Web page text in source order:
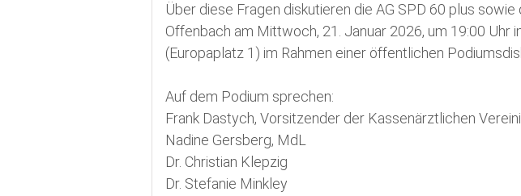
Landtag
Über diese Fragen diskutieren die AG SPD 60 plus
Offenbach am Mittwoch, 21. Januar 2026, um 19:00 Uhr
(Europaplatz 1) im Rahmen einer öffentlichen
Auf dem Podium sprechen:
Frank Dastych, Vorsitzender der Kassenärztlichen
Nadine Gersberg, MdL
Dr. Christian Klepzig
Dr. Stefanie Minkley